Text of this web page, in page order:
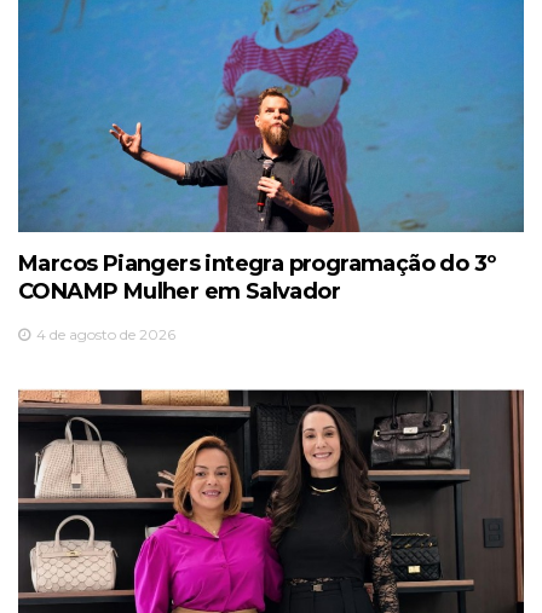
Marcos Piangers integra programação do 3º
CONAMP Mulher em Salvador
4 de agosto de 2026